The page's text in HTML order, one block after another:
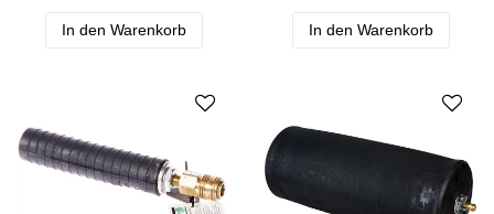
In den Warenkorb In den Warenkorb